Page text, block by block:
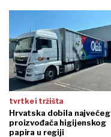
tvrtke i tržišta
Hrvatska dobila najvećeg
proizvođača higijenskog
papira u regiji